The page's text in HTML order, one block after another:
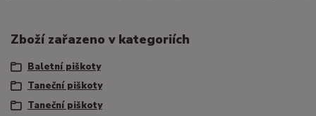
Zboží zařazeno v kategoriích
Baletní piškoty
Taneční piškoty
Taneční piškoty